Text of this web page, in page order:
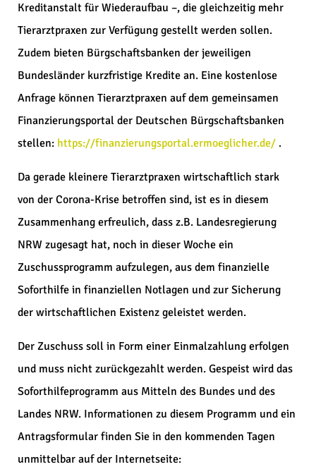
Kreditanstalt für Wiederaufbau –, die gleichzeitig mehr
Tierarztpraxen zur Verfügung gestellt werden sollen.
Zudem bieten Bürgschaftsbanken der jeweiligen
Bundesländer kurzfristige Kredite an. Eine kostenlose
Anfrage können Tierarztpraxen auf dem gemeinsamen
Finanzierungsportal der Deutschen Bürgschaftsbanken
stellen: https://finanzierungsportal.ermoeglicher.de/ .
Da gerade kleinere Tierarztpraxen wirtschaftlich stark
von der Corona-Krise betroffen sind, ist es in diesem
Zusammenhang erfreulich, dass z.B. Landesregierung
NRW zugesagt hat, noch in dieser Woche ein
Zuschussprogramm aufzulegen, aus dem finanzielle
Soforthilfe in finanziellen Notlagen und zur Sicherung
der wirtschaftlichen Existenz geleistet werden.
Der Zuschuss soll in Form einer Einmalzahlung erfolgen
und muss nicht zurückgezahlt werden. Gespeist wird das
Soforthilfeprogramm aus Mitteln des Bundes und des
Landes NRW. Informationen zu diesem Programm und ein
Antragsformular finden Sie in den kommenden Tagen
unmittelbar auf der Internetseite: